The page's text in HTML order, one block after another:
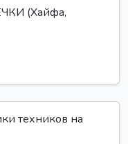
(Хайфа,
техников на